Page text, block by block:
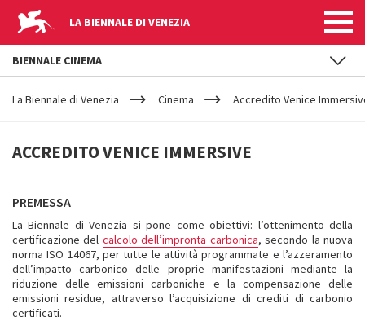
LA BIENNALE DI VENEZIA
YOUR
ARE
La Biennale di Venezia Cinema Accredito Venice
ACCREDITO
VENICE
IMMERSIVE
ACCREDITO VENICE IMMERSIVE
PREMESSA
La Biennale di Venezia si pone come obiettivi: l’ottenimento della
certificazione del calcolo dell’impronta carbonica, secondo la nuova
norma ISO 14067, per tutte le attività programmate e l’azzeramento
dell’impatto carbonico delle proprie manifestazioni mediante la
riduzione delle emissioni carboniche e la compensazione delle
emissioni residue, attraverso l’acquisizione di crediti di carbonio
certificati.
BIENNALE CINEMA